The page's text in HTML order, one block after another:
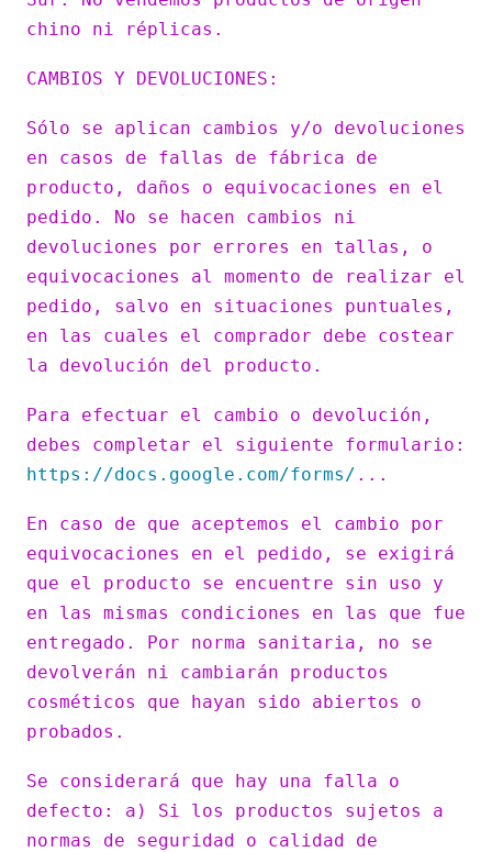
chino ni réplicas.
CAMBIOS Y DEVOLUCIONES:
Sólo se aplican cambios y/o devoluciones
en casos de fallas de fábrica de
producto, daños o equivocaciones en el
pedido. No se hacen cambios ni
devoluciones por errores en tallas, o
equivocaciones al momento de realizar el
pedido, salvo en situaciones puntuales,
en las cuales el comprador debe costear
la devolución del producto.
Para efectuar el cambio o devolución,
debes completar el siguiente formulario:
https://docs.google.com/forms/ ...
En caso de que aceptemos el cambio por
equivocaciones en el pedido, se exigirá
que el producto se encuentre sin uso y
en las mismas condiciones en las que fue
entregado. Por norma sanitaria, no se
devolverán ni cambiarán productos
cosméticos que hayan sido abiertos o
probados.
Se considerará que hay una falla o
defecto: a) Si los productos sujetos a
normas de seguridad o calidad de